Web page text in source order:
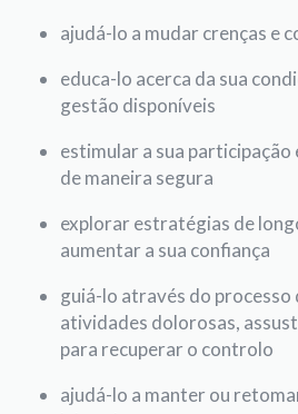
ajudá-lo a mudar crenças e
educa-lo acerca da sua
gestão disponíveis
estimular a sua
de maneira segura
explorar estratégias de
aumentar a sua confiança
guiá-lo através do processo
atividades dolorosas,
para recuperar o controlo
ajudá-lo a manter ou